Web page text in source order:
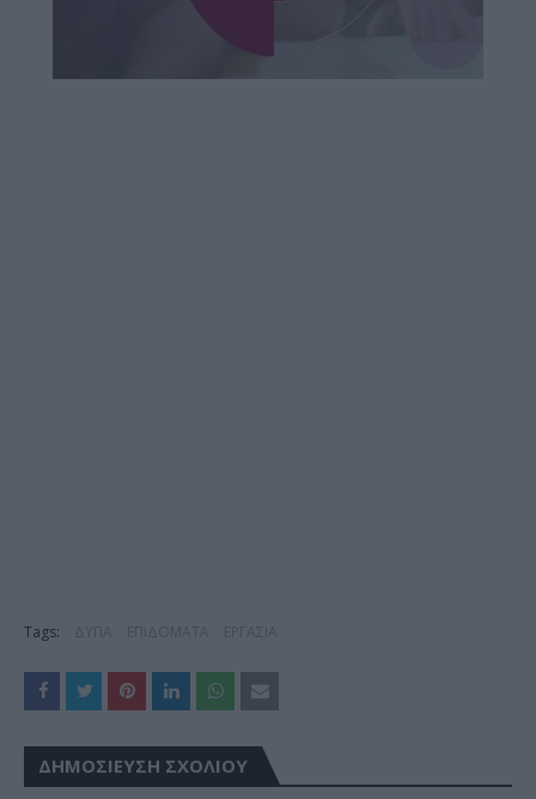
Tags:
ΔΗΜΟΣΊΕΥΣΗ ΣΧΟΛΊΟΥ